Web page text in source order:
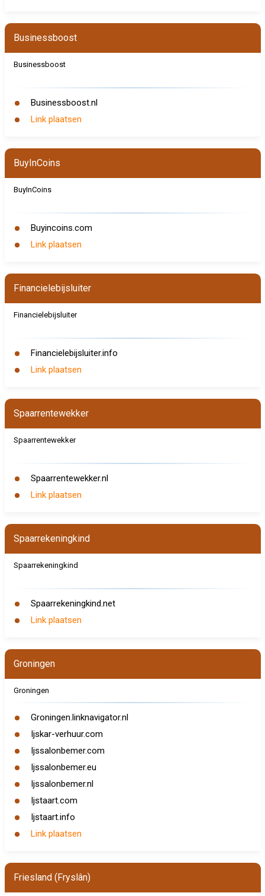
Businessboost
Businessboost
Businessboost.nl
Link plaatsen
BuyInCoins
BuyInCoins
Buyincoins.com
Link plaatsen
Financielebijsluiter
Financielebijsluiter
Financielebijsluiter.info
Link plaatsen
Spaarrentewekker
Spaarrentewekker
Spaarrentewekker.nl
Link plaatsen
Spaarrekeningkind
Spaarrekeningkind
Spaarrekeningkind.net
Link plaatsen
Groningen
Groningen
Groningen.linknavigator.nl
Ijskar-verhuur.com
Ijssalonbemer.com
Ijssalonbemer.eu
Ijssalonbemer.nl
Ijstaart.com
Ijstaart.info
Link plaatsen
Friesland (Fryslân)